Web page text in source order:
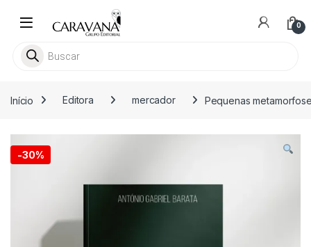
0
Pesquisar livros
Início Editora mercador Pequenas
-30%